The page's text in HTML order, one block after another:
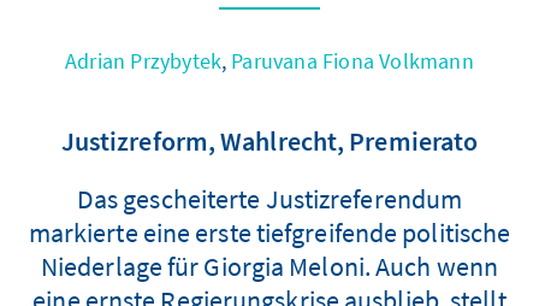
Adrian Przybytek, Paruvana Fiona Volkmann
Justizreform, Wahlrecht, Premierato
Das gescheiterte Justizreferendum
markierte eine erste tiefgreifende politische
Niederlage für Giorgia Meloni. Auch wenn